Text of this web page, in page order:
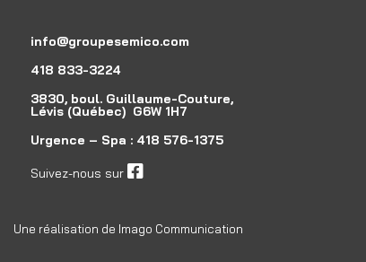
info@groupesemico.com
418 833-3224
3830, boul. Guillaume-Couture,
Lévis (Québec) G6W 1H7
Urgence – Spa : 418 576-1375
Suivez-nous sur
Une réalisation de Imago Communication